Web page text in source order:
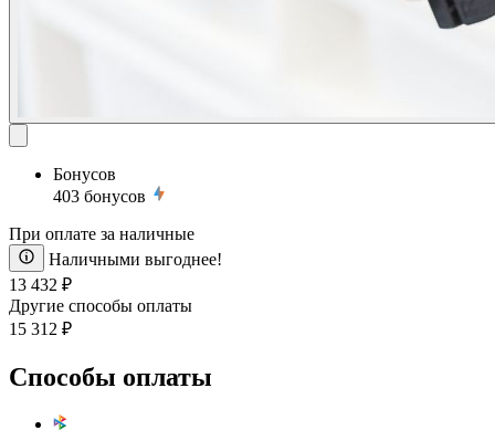
Бонусов
403 бонусов
При оплате за наличные
Наличными выгоднее!
13 432 ₽
Другие способы оплаты
15 312 ₽
Способы оплаты